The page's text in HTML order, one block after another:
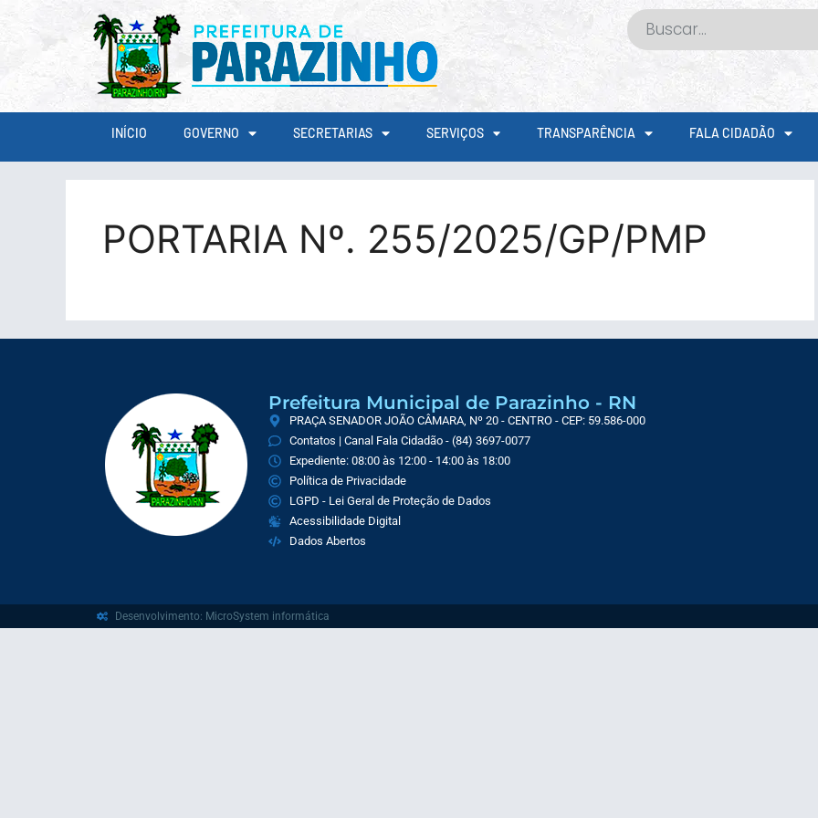
INÍCIO GOVERNO SECRETARIAS SERVIÇOS TRANSPARÊNCIA FALA CIDADÃO
PORTARIA Nº. 255/2025/GP/PMP
Prefeitura Municipal de Parazinho - RN
PRAÇA SENADOR JOÃO CÂMARA, Nº 20 - CENTRO - CEP: 59.586-000
Contatos | Canal Fala Cidadão - (84) 3697-0077
Expediente: 08:00 às 12:00 - 14:00 às 18:00
Política de Privacidade
LGPD - Lei Geral de Proteção de Dados
Acessibilidade Digital
Dados Abertos
Desenvolvimento: MicroSystem informática